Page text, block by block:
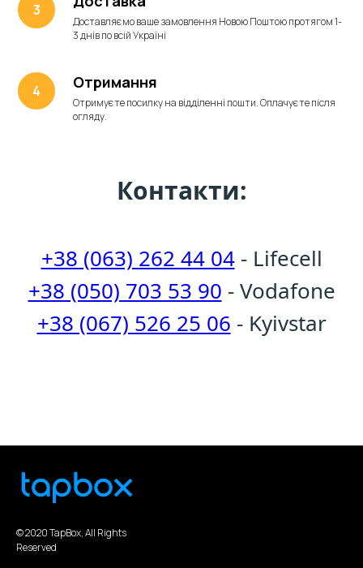
Доставляємо ваше замовлення Новою Поштою протягом 1-
3 днів по всій Україні
Отримання
Отримуєте посилку на відділенні пошти. Оплачуєте після
огляду.
Контакти:
+38 (063) 262 44 04- Lifecell
+38 (050) 703 53 90 - Vodafone
+38 (067) 526 25 06 - Kyivstar
© 2020 TapBox, All Rights
Reserved